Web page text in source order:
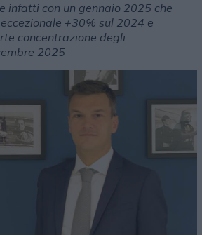
infatti con un gennaio 2025 che
+30% sul 2024 e
concentrazione degli
2025